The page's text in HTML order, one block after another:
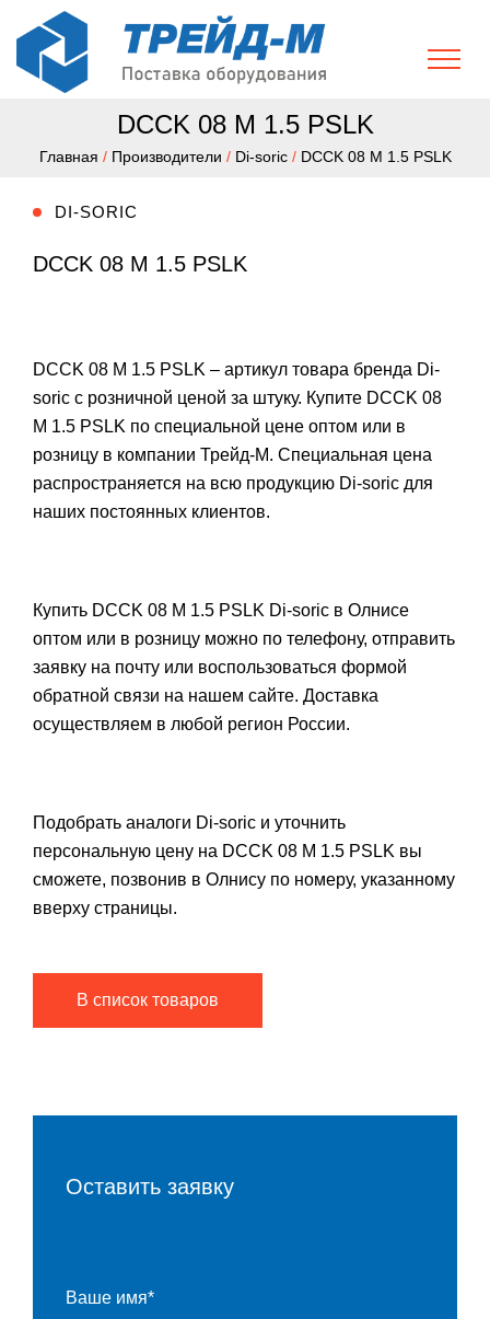
DCCK 08 M 1.5 PSLK
Главная / Производители / Di-soric / DCCK 08 M 1.5 PSLK
DI-SORIC
DCCK 08 M 1.5 PSLK
DCCK 08 M 1.5 PSLK – артикул товара бренда Di-
soric с розничной ценой за штуку. Купите DCCK 08
M 1.5 PSLK по специальной цене оптом или в
розницу в компании Трейд-М. Специальная цена
распространяется на всю продукцию Di-soric для
наших постоянных клиентов.
Купить DCCK 08 M 1.5 PSLK Di-soric в Олнисе
оптом или в розницу можно по телефону, отправить
заявку на почту или воспользоваться формой
обратной связи на нашем сайте. Доставка
осуществляем в любой регион России.
Подобрать аналоги Di-soric и уточнить
персональную цену на DCCK 08 M 1.5 PSLK вы
сможете, позвонив в Олнису по номеру, указанному
вверху страницы.
В список товаров
Оставить заявку
Ваше имя*